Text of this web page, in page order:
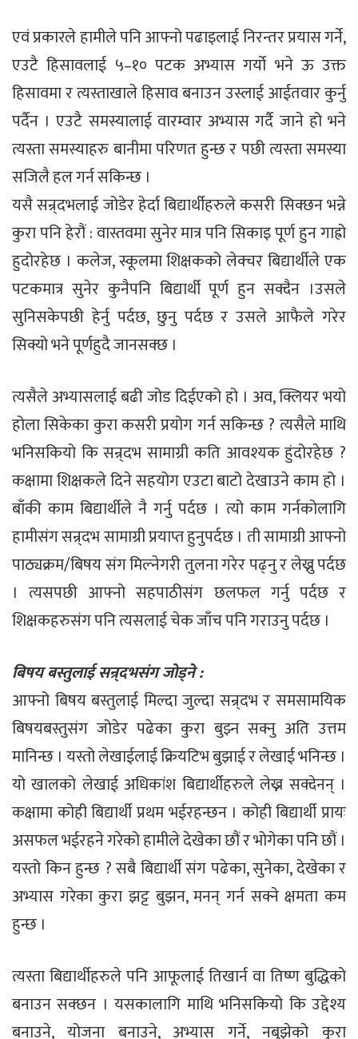
एवं प्रकारले हामीले पनि आफ्नो पढाइलाई निरन्तर प्रयास गर्ने,
एउटै हिसावलाई ५–१० पटक अभ्यास गर्यो भने ऊ उक्त
हिसावमा र त्यस्ताखाले हिसाव बनाउन उस्लाई आईतवार कुर्नु
पर्दैन । एउटै समस्यालाई वारम्वार अभ्यास गर्दै जाने हो भने
त्यस्ता समस्याहरु बानीमा परिणत हुन्छ र पछी त्यस्ता समस्या
सजिलै हल गर्न सकिन्छ ।
यसै सन्र्दभलाई जोडेर हेर्दा बिद्यार्थीहरुले कसरी सिक्छन भन्ने
कुरा पनि हेरौं : वास्तवमा सुनेर मात्र पनि सिकाइ पूर्ण हुन गाह्रो
हुदोरहेछ । कलेज, स्कूलमा शिक्षकको लेक्चर बिद्यार्थीले एक
पटकमात्र सुनेर कुनैपनि बिद्यार्थी पूर्ण हुन सक्दैन ।उसले
सुनिसकेपछी हेर्नु पर्दछ, छुनु पर्दछ र उसले आफैले गरेर
सिक्यो भने पूर्णहुदै जानसक्छ ।
त्यसैले अभ्यासलाई बढी जोड दिईएको हो । अव, क्लियर भयो
होला सिकेका कुरा कसरी प्रयोग गर्न सकिन्छ ? त्यसैले माथि
भनिसकियो कि सन्र्दभ सामाग्री कति आवश्यक हुंदोरहेछ ?
कक्षामा शिक्षकले दिने सहयोग एउटा बाटो देखाउने काम हो ।
बाँकी काम बिद्यार्थीले नै गर्नु पर्दछ । त्यो काम गर्नकोलागि
हामीसंग सन्र्दभ सामाग्री प्रयाप्त हुनुपर्दछ । ती सामाग्री आफ्नो
पाठ्यक्रम/बिषय संग मिल्नेगरी तुलना गरेर पढ्नु र लेख्नु पर्दछ
। त्यसपछी आफ्नो सहपाठीसंग छलफल गर्नु पर्दछ र
शिक्षकहरुसंग पनि त्यसलाई चेक जाँच पनि गराउनु पर्दछ ।
बिषय बस्तुलाई सन्र्दभसंग जोड्ने :
आफ्नो बिषय बस्तुलाई मिल्दा जुल्दा सन्र्दभ र समसामयिक
बिषयबस्तुसंग जोडेर पढेका कुरा बुझ्न सक्नु अति उत्तम
मानिन्छ । यस्तो लेखाईलाई क्रियटिभ बुझाई र लेखाई भनिन्छ ।
यो खालको लेखाई अधिकांश बिद्यार्थीहरुले लेख्न सक्देनन् ।
कक्षामा कोही बिद्यार्थी प्रथम भईरहन्छन । कोही बिद्यार्थी प्रायः
असफल भईरहने गरेको हामीले देखेका छौं र भोगेका पनि छौं ।
यस्तो किन हुन्छ ? सबै बिद्यार्थी संग पढेका, सुनेका, देखेका र
अभ्यास गरेका कुरा झट्ट बुझन, मनन् गर्न सक्ने क्षमता कम
हुन्छ ।
त्यस्ता बिद्यार्थीहरुले पनि आफूलाई तिखार्न वा तिष्ण बुद्धिको
बनाउन सक्छन । यसकालागि माथि भनिसकियो कि उद्देश्य
बनाउने, योजना बनाउने, अभ्यास गर्ने, नबुझेको कुरा